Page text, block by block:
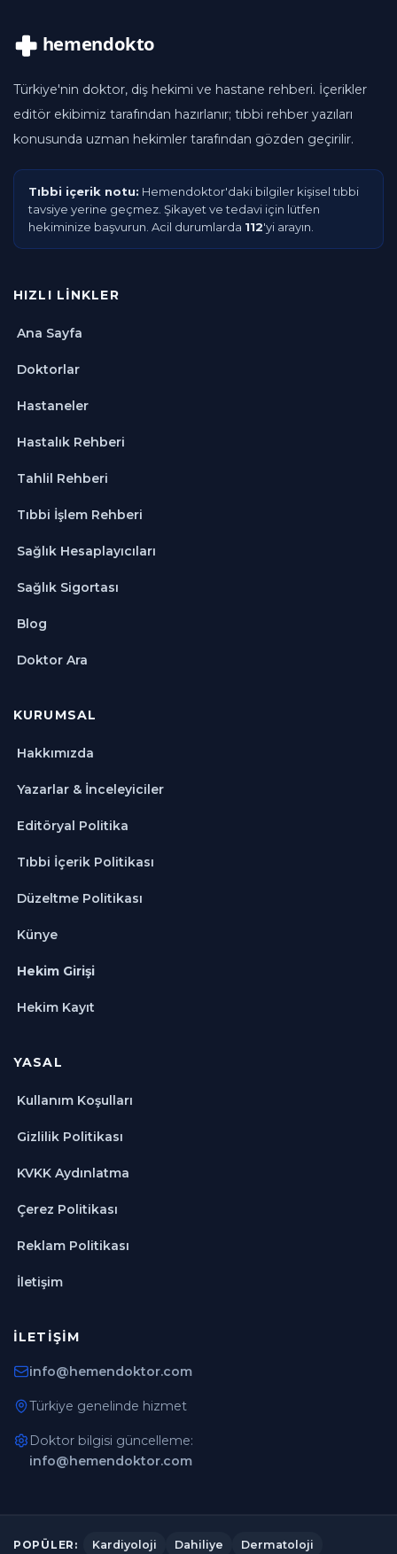
Türkiye'nin doktor, diş hekimi ve hastane rehberi. İçerikler
editör ekibimiz tarafından hazırlanır; tıbbi rehber yazıları
konusunda uzman hekimler tarafından gözden geçirilir.
Tıbbi içerik notu: Hemendoktor'daki bilgiler kişisel tıbbi
tavsiye yerine geçmez. Şikayet ve tedavi için lütfen
hekiminize başvurun. Acil durumlarda 112'yi arayın.
HIZLI LINKLER
Ana Sayfa
Doktorlar
Hastaneler
Hastalık Rehberi
Tahlil Rehberi
Tıbbi İşlem Rehberi
Sağlık Hesaplayıcıları
Sağlık Sigortası
Blog
Doktor Ara
KURUMSAL
Hakkımızda
Yazarlar & İnceleyiciler
Editöryal Politika
Tıbbi İçerik Politikası
Düzeltme Politikası
Künye
Hekim Girişi
Hekim Kayıt
YASAL
Kullanım Koşulları
Gizlilik Politikası
KVKK Aydınlatma
Çerez Politikası
Reklam Politikası
İletişim
İLETIŞIM
info@hemendoktor.com
Türkiye genelinde hizmet
Doktor bilgisi güncelleme:
info@hemendoktor.com
POPÜLER: Kardiyoloji Dahiliye Dermatoloji